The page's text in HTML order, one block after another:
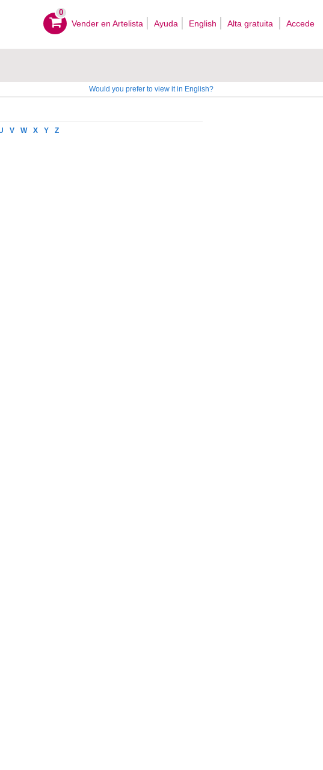
0
Vender en Artelista Ayuda English Alta gratuita Accede
Would you prefer to view it in English?
V W X Y Z